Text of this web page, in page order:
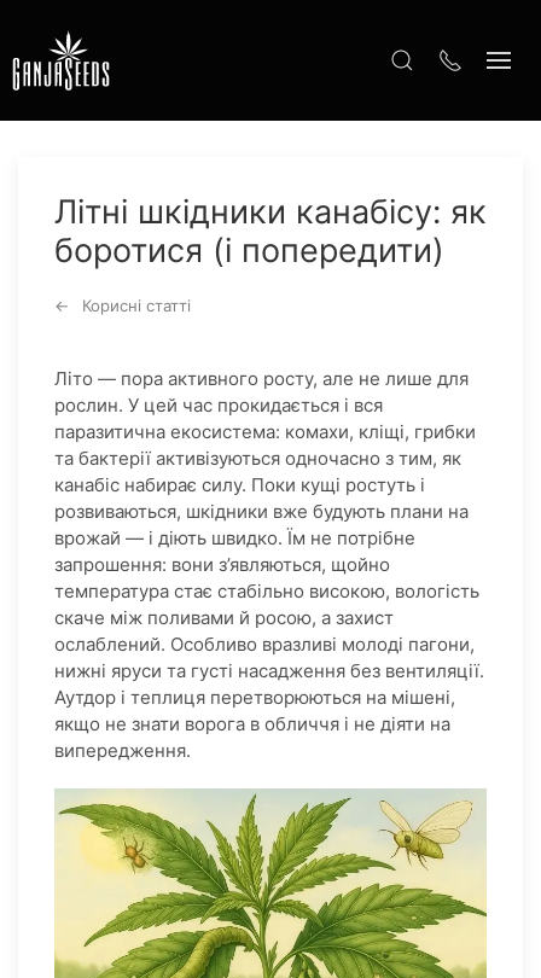
Літні шкідники канабісу: як
боротися (і попередити)
Корисні статті
Літо — пора активного росту, але не лише для
рослин. У цей час прокидається і вся
паразитична екосистема: комахи, кліщі, грибки
та бактерії активізуються одночасно з тим, як
канабіс набирає силу. Поки кущі ростуть і
розвиваються, шкідники вже будують плани на
врожай — і діють швидко. Їм не потрібне
запрошення: вони з’являються, щойно
температура стає стабільно високою, вологість
скаче між поливами й росою, а захист
ослаблений. Особливо вразливі молоді пагони,
нижні яруси та густі насадження без вентиляції.
Аутдор і теплиця перетворюються на мішені,
якщо не знати ворога в обличчя і не діяти на
випередження.